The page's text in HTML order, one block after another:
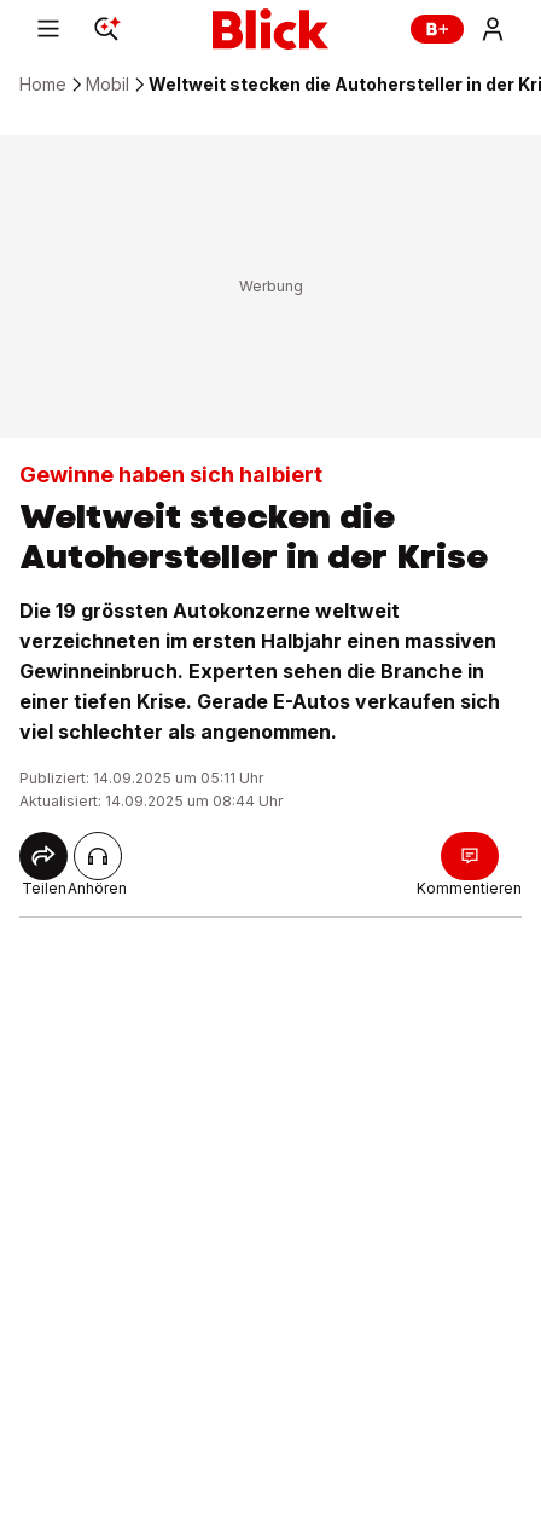
Home Mobil Weltweit stecken die Autohersteller in der
Gewinne haben sich halbiert
Weltweit stecken die
Autohersteller in der Krise
Die 19 grössten Autokonzerne weltweit
verzeichneten im ersten Halbjahr einen massiven
Gewinneinbruch. Experten sehen die Branche in
einer tiefen Krise. Gerade E-Autos verkaufen sich
viel schlechter als angenommen.
Publiziert: 14.09.2025 um 05:11 Uhr
Aktualisiert: 14.09.2025 um 08:44 Uhr
TeilenAnhören Kommentieren